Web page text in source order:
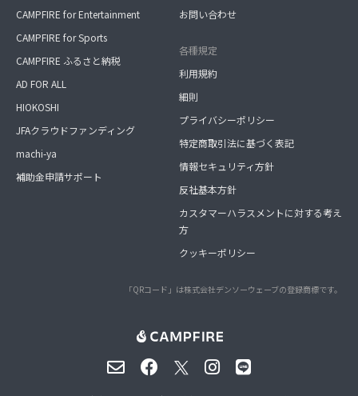
CAMPFIRE for Entertainment
CAMPFIRE for Sports
CAMPFIRE ふるさと納税
AD FOR ALL
HIOKOSHI
JFAクラウドファンディング
machi-ya
補助金申請サポート
お問い合わせ
各種規定
利用規約
細則
プライバシーポリシー
特定商取引法に基づく表記
情報セキュリティ方針
反社基本方針
カスタマーハラスメントに対する考え
方
クッキーポリシー
「QRコード」は株式会社デンソーウェーブの登録商標です。